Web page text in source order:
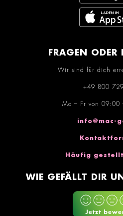
FRAGEN ODER
Wir sind für dich
+49 800
Mo – Fr von 09:00
info@mac-
Häufig
WIE GEFÄLLT DIR